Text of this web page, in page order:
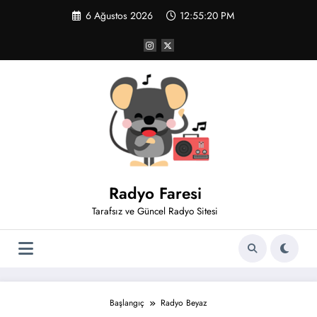
6 Ağustos 2026 12:55:21 PM
Radyo Faresi
Tarafsız ve Güncel Radyo Sitesi
Başlangıç Radyo Beyaz